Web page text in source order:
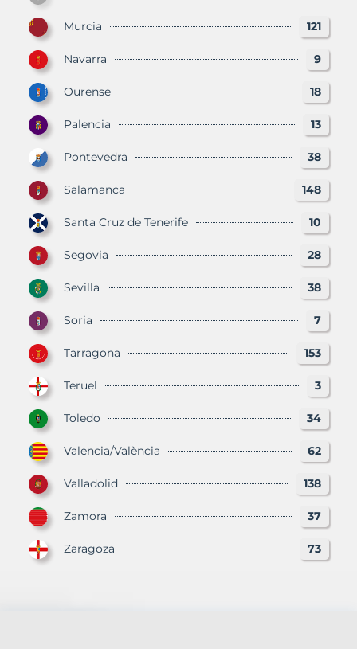
Murcia 121
Navarra 9
Ourense 18
Palencia 13
Pontevedra 38
Salamanca 148
Santa Cruz de Tenerife 10
Segovia 28
Sevilla 38
Soria 7
Tarragona 153
Teruel 3
Toledo 34
Valencia/València 62
Valladolid 138
Zamora 37
Zaragoza 73